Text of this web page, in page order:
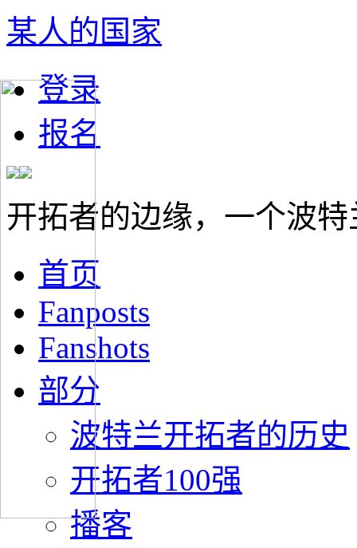
某人的国家
登录
报名
开拓者的边缘，一个波
首页
Fanposts
Fanshots
部分
波特兰开拓者的历史
开拓者100强
播客